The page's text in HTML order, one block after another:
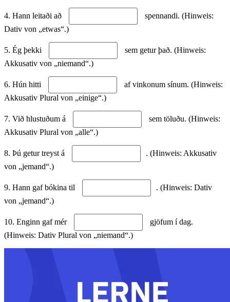
4. Hann leitaði að
spennandi. (Hinweis:
Dativ von „etwas“.)
5. Ég þekki
sem getur það. (Hinweis:
Akkusativ von „niemand“.)
6. Hún hitti
af vinkonum sínum. (Hinweis:
Akkusativ Plural von „einige“.)
7. Við hlustuðum á
sem töluðu. (Hinweis:
Akkusativ Plural von „alle“.)
8. Þú getur treyst á
. (Hinweis: Akkusativ
von „jemand“.)
9. Hann gaf bókina til
. (Hinweis: Dativ
von „jemand“.)
10. Enginn gaf mér
gjöfum í dag.
(Hinweis: Dativ Plural von „niemand“.)